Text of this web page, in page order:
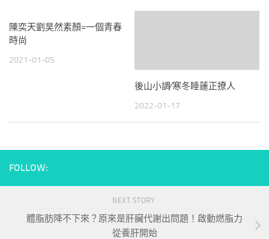
陳奕天劉昊然素顏=一個青春
時尚
2021-01-05
後山小調∕寒冬睡蓮正撩人
2022-01-17
FOLLOW:
NEXT STORY
體脂肪降不下來？原來是肝臟代謝出問題！啟動燃脂力
從養肝開始